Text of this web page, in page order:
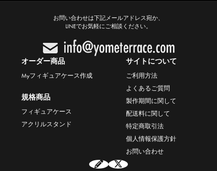
お問い合わせは下記メールアドレス宛か、
LINEでお気軽にご相談ください。
オーダー商品
Myフィギュアケース作成
規格商品
フィギュアケース
アクリルスタンド
サイトについて
ご利用方法
よくあるご質問
製作期間に関して
配送料に関して
特定商取引法
個人情報保護方針
お問い合わせ